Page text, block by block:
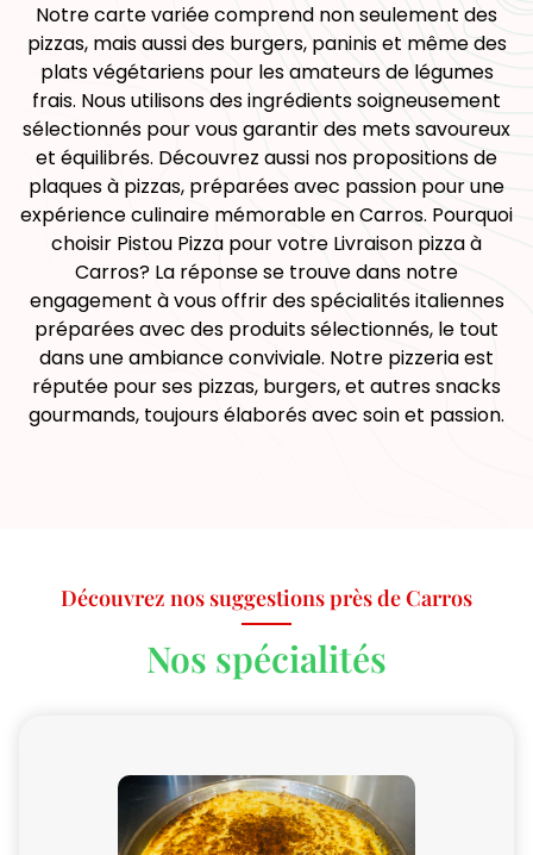
Notre carte variée comprend non seulement des
pizzas, mais aussi des burgers, paninis et même des
plats végétariens pour les amateurs de légumes
frais. Nous utilisons des ingrédients soigneusement
sélectionnés pour vous garantir des mets savoureux
et équilibrés. Découvrez aussi nos propositions de
plaques à pizzas, préparées avec passion pour une
expérience culinaire mémorable en Carros. Pourquoi
choisir Pistou Pizza pour votre Livraison pizza à
Carros? La réponse se trouve dans notre
engagement à vous offrir des spécialités italiennes
préparées avec des produits sélectionnés, le tout
dans une ambiance conviviale. Notre pizzeria est
réputée pour ses pizzas, burgers, et autres snacks
gourmands, toujours élaborés avec soin et passion.
Découvrez nos suggestions près de Carros
Nos spécialités